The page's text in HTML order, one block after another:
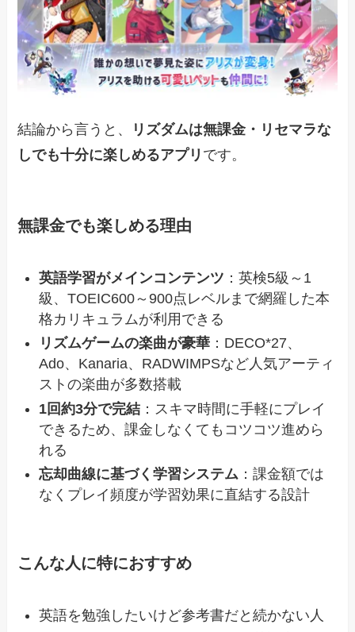
結論から言うと、
リズダムは無課金・リセマラな
しでも十分に楽しめるアプリ です。
無課金でも楽しめる理由
英語学習がメインコンテンツ ：英検5級～1
級、TOEIC600～900点レベルまで網羅した本
格カリキュラムが利用できる
リズムゲームの楽曲が豪華 ：DECO*27、
Ado、Kanaria、RADWIMPSなど人気アーティ
ストの楽曲が多数搭載
1回約3分で完結 ：スキマ時間に手軽にプレイ
できるため、課金しなくてもコツコツ進めら
れる
忘却曲線に基づく学習システム ：課金額では
なくプレイ頻度が学習効果に直結する設計
こんな人に特におすすめ
英語を勉強したいけど参考書だと続かない人